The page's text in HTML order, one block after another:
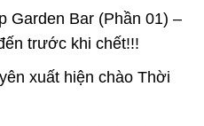
Garden Bar (Phần 01) –
trước khi chết!!!
xuất hiện chào Thời